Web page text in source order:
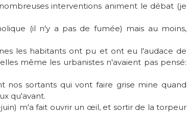
interventions animent le débat (je
(il n'y a pas de fumée) mais au moins,
les habitants ont pu et ont eu l'audace de
même les urbanistes n'avaient pas pensé:
nos sortants qui vont faire grise mine quand
qu'avant.
m'a fait ouvrir un œil, et sortir de la torpeur